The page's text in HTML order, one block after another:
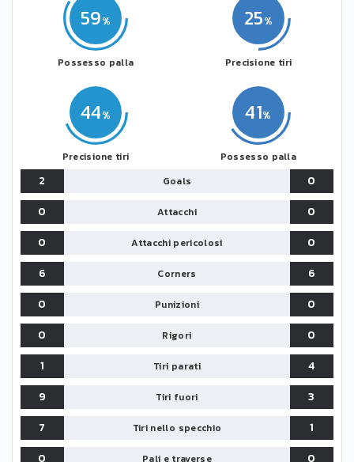
59
Possesso palla
44
Precisione tiri
41
Possesso palla
25
Precisione tiri
2 Goals
0
0
Attacchi
0
0
Attacchi pericolosi
0
6
Corners
6
0
Punizioni
0
0
Rigori
0
1
Tiri parati
4
9
Tiri fuori
3
7
Tiri nello specchio
1
0
Pali e traverse 0